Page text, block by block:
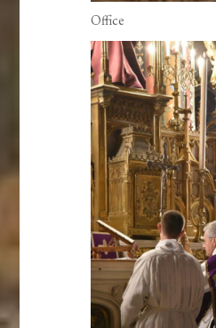
Office